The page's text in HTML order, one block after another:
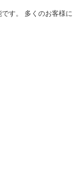
す。 多くのお客様に